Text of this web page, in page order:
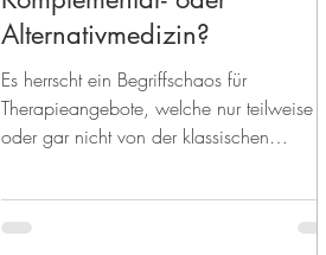
Alternativmedizin?
Es herrscht ein Begriffschaos für
Therapieangebote, welche nur teilweise
oder gar nicht von der klassischen